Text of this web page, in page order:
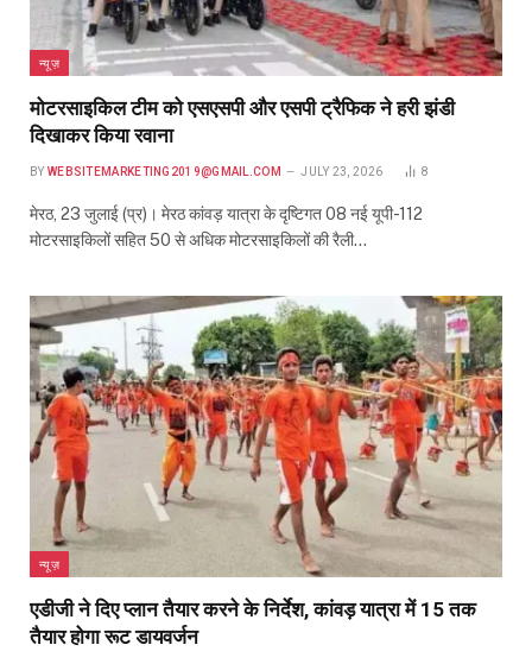
न्यूज़
मोटरसाइकिल टीम को एसएसपी और एसपी ट्रैफिक ने हरी झंडी
दिखाकर किया रवाना
BY WEBSITEMARKETING2019@GMAIL.COM JULY 23, 2026 8
मेरठ, 23 जुलाई (प्र)। मेरठ कांवड़ यात्रा के दृष्टिगत 08 नई यूपी-112
मोटरसाइकिलों सहित 50 से अधिक मोटरसाइकिलों की रैली…
न्यूज़
एडीजी ने दिए प्लान तैयार करने के निर्देश, कांवड़ यात्रा में 15 तक
तैयार होगा रूट डायवर्जन